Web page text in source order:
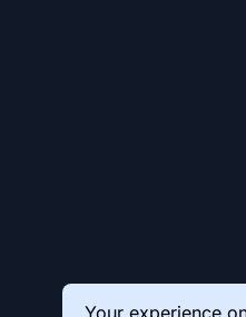
Your experience